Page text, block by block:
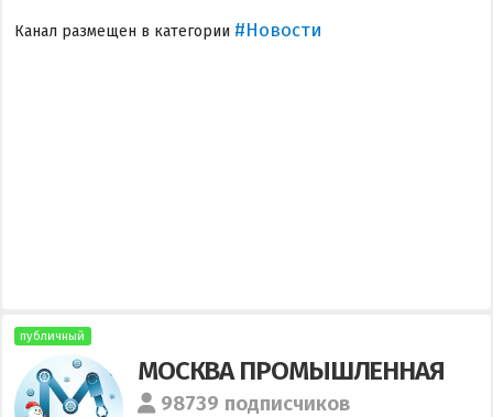
Канал размещен в категории #Новости
публичный
МОСКВА ПРОМЫШЛЕННАЯ
98739 подписчиков